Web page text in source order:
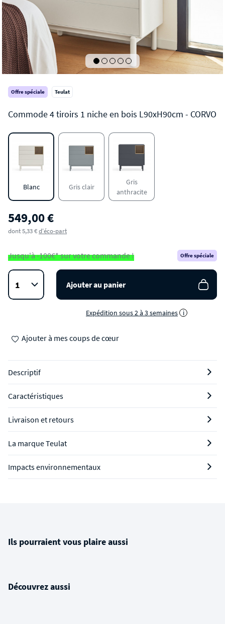
Offre spéciale Teulat
CORVO
Commode 4 tiroirs 1 niche en bois L90xH90cm
Blanc Gris clair
Gris
anthracite
549,00 €
dont 5,33 €d'éco-part
Jusqu'à -100€* sur votre commande ! Offre spéciale
Ajouter au panier
Expédition sous 2 à 3 semaines i
Ajouter à mes coups de cœur
Descriptif
Caractéristiques
Livraison et retours
La marque Teulat
Impacts environnementaux
Ils pourraient vous plaire aussi
Découvrez aussi